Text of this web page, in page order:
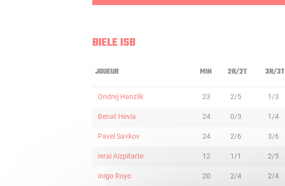
BIELE ISB
JOUEUR MIN 2R/2T 3R/3T
Ondrej Hanzlik 23 2/5 1/3
Benat Hevia 24 0/3 1/4
Pavel Savkov 24 2/6 3/6
Ierai Aizpitarte 12 1/1 2/5
Inigo Royo 20 2/4 2/4